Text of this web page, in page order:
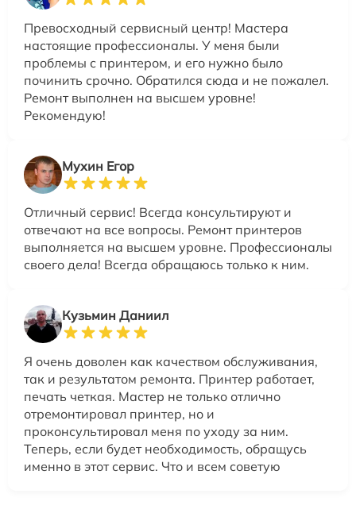
Превосходный сервисный центр! Мастера
настоящие профессионалы. У меня были
проблемы с принтером, и его нужно было
починить срочно. Обратился сюда и не пожалел.
Ремонт выполнен на высшем уровне!
Рекомендую!
Мухин Егор
Отличный сервис! Всегда консультируют и
отвечают на все вопросы. Ремонт принтеров
выполняется на высшем уровне. Профессионалы
своего дела! Всегда обращаюсь только к ним.
Кузьмин Даниил
Я очень доволен как качеством обслуживания,
так и результатом ремонта. Принтер работает,
печать четкая. Мастер не только отлично
отремонтировал принтер, но и
проконсультировал меня по уходу за ним.
Теперь, если будет необходимость, обращусь
именно в этот сервис. Что и всем советую